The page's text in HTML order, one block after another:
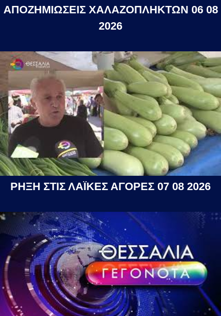
ΑΠΟΖΗΜΙΩΣΕΙΣ ΧΑΛΑΖΟΠΛΗΚΤΩΝ 06 08
2026
ΡΗΞΗ ΣΤΙΣ ΛΑΪΚΕΣ ΑΓΟΡΕΣ 07 08 2026